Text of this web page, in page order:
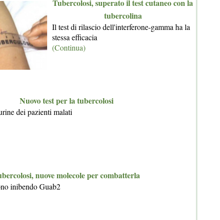
Tubercolosi, superato il test cutaneo con la
tubercolina
Il test di rilascio dell'interferone-gamma ha la
stessa efficacia
(Continua)
Nuovo test per la tubercolosi
dei pazienti malati
nuove molecole per combatterla
inibendo Guab2